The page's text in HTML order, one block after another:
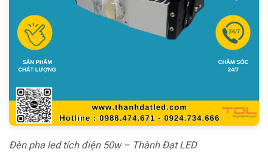
Đèn pha led tích điện 50w – Thành Đạt LED